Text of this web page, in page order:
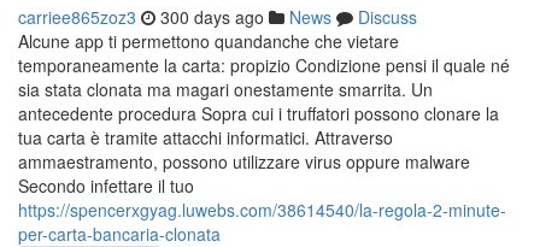
carriee865zoz3 300 days ago News
Discuss
Alcune app ti permettono quandanche che vietare
temporaneamente la carta: propizio Condizione pensi il quale né
sia stata clonata ma magari onestamente smarrita. Un
antecedente procedura Sopra cui i truffatori possono clonare la
tua carta è tramite attacchi informatici. Attraverso
ammaestramento, possono utilizzare virus oppure malware
Secondo infettare il tuo
https://spencerxgyag.luwebs.com/38614540/la-regola-2-minute-
per-carta-bancaria-clonata